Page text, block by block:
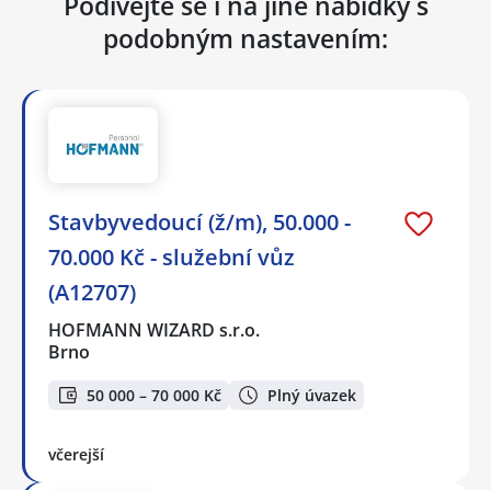
podobným nastavením:
Stavbyvedoucí (ž/m), 50.000 -
70.000 Kč - služební vůz
(A12707)
HOFMANN WIZARD s.r.o.
Brno
50 000 – 70 000 Kč Plný úvazek
včerejší